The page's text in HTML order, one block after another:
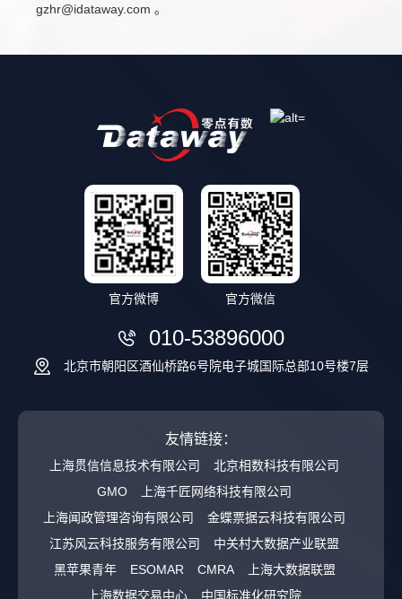
gzhr@idataway.com 。
官方微博 官方微信
010-53896000
北京市朝阳区酒仙桥路6号院电子城国际总部10号楼7层
友情链接：
上海贯信信息技术有限公司
北京相数科技有限公司
GMO
上海千匠网络科技有限公司
上海闻政管理咨询有限公司
金蝶票据云科技有限公司
江苏风云科技服务有限公司
中关村大数据产业联盟
黑苹果青年
ESOMAR CMRA
上海大数据联盟
上海数据交易中心
中国标准化研究院